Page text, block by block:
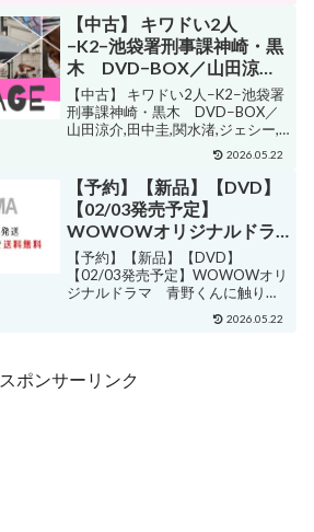
【中古】 キワドい2人
−K2−池袋署刑事課神崎・黒
木 DVD−BOX／山田涼介,
田中圭,関水渚,ジェシー,江
口のりこ,六角精児,横関大
（原作）,田渕夏海（音楽）
【中古】 キワドい2人−K2−池袋署
刑事課神崎・黒木 DVD−BOX／
山田涼介,田中圭,関水渚,ジェシー,
江口のりこ,六角精児,横関大（原
作）,田渕夏海（音楽） 販売価格
¥6,050ショップ名ブックオフ 楽天
市場店ジャンルその他購入する
【...
2026.05.22
【予約】【新品】【DVD】
【02/03発売予定】
WOWOWオリジナルドラ
マ 青野くんに触りたいか
ら死にたい DVD−BOX
佐藤勝利
【予約】【新品】【DVD】
【02/03発売予定】WOWOWオリ
ジナルドラマ 青野くんに触りた
いから死にたい DVD−BOX 佐
藤勝利 販売価格¥16,720ショップ
振込不可】■...
2026.05.22
スポンサーリンク